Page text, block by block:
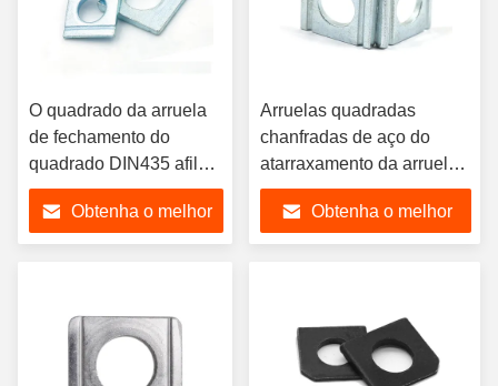
O quadrado da arruela
de fechamento do
quadrado DIN435 afila
as arruelas de aço com
seções de I
Obtenha o melhor
Arruelas quadradas
chanfradas de aço do
atarraxamento da arruela
de fechamento do
quadrado DIN434
Obtenha o melhor